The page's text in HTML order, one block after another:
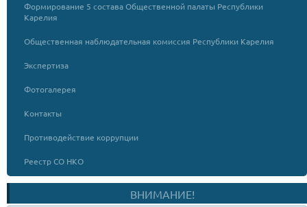
Формирование 5 состава Общественной палаты Республики
Карелия
Общественная наблюдательная комиссия Республики Карелия
Экспертиза
Фотогалерея
Контакты
Противодействие коррупции
Реестр СО НКО
ВНИМАНИЕ!